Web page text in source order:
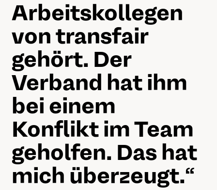
Arbeitskollegen
von transfair
gehört. Der
Verband hat ihm
bei einem
Konflikt im Team
geholfen. Das hat
mich überzeugt.“